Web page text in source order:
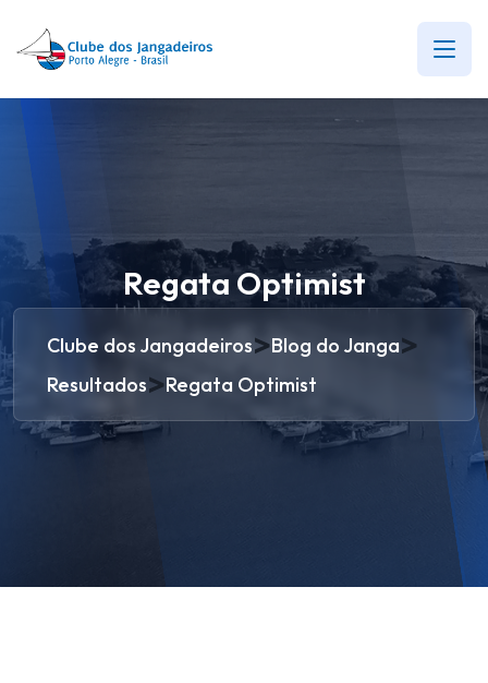
Regata Optimist
Clube dos Jangadeiros>Blog do Janga>
Resultados>Regata Optimist